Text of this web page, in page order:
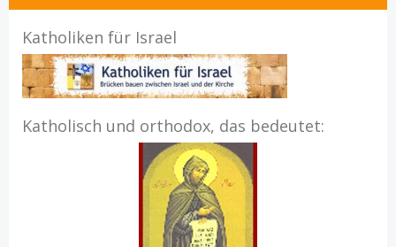
Katholiken für Israel
Katholisch und orthodox, das bedeutet: